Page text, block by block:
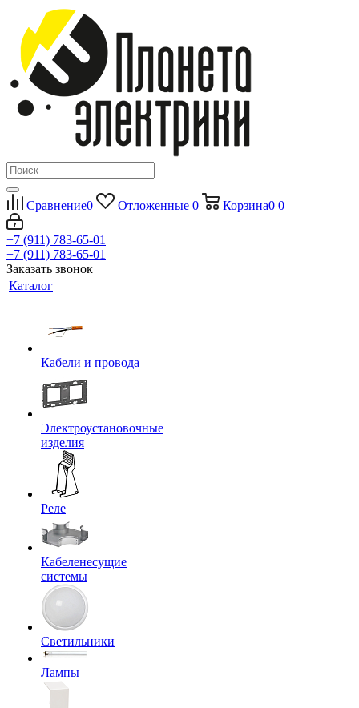
Сравнение0 Отложенные 0 Корзина0 0
+7 (911) 783-65-01
+7 (911) 783-65-01
Заказать звонок
Каталог
Кабели и провода
Электроустановочные
изделия
Реле
Кабеленесущие
системы
Светильники
Лампы